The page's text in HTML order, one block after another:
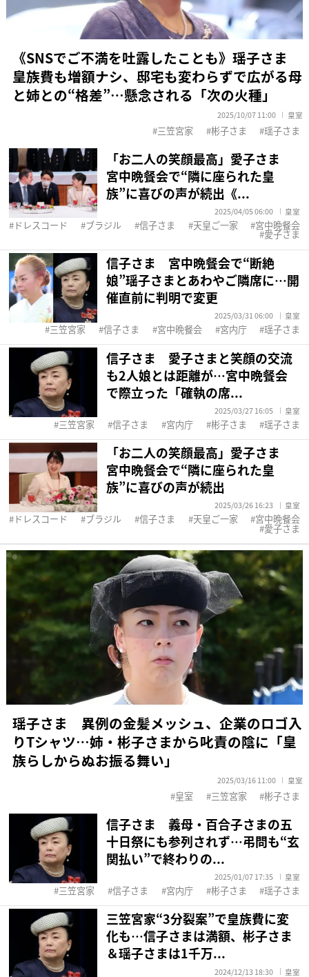
《SNSでご不満を吐露したことも》瑶子さま
皇族費も増額ナシ、邸宅も変わらずで広がる母
と姉との“格差”…懸念される「次の火種」
2025/10/07 11:00 皇室
三笠宮家 彬子さま 瑶子さま
「お二人の笑顔最高」愛子さま
宮中晩餐会で“隣に座られた皇
族”に喜びの声が続出《...
2025/04/05 06:00 皇室
ドレスコード ブラジル 信子さま 天皇ご一家 宮中晩餐会
愛子さま
信子さま 宮中晩餐会で“断絶
娘”瑶子さまとあわやご隣席に…開
催直前に判明で変更
2025/03/31 06:00 皇室
三笠宮家 信子さま 宮中晩餐会 宮内庁 瑶子さま
信子さま 愛子さまと笑顔の交流
も2人娘とは距離が…宮中晩餐会
で際立った「確執の席...
2025/03/27 16:05 皇室
三笠宮家 信子さま 宮内庁 彬子さま 瑶子さま
「お二人の笑顔最高」愛子さま
宮中晩餐会で“隣に座られた皇
族”に喜びの声が続出
2025/03/26 16:23 皇室
ドレスコード ブラジル 信子さま 天皇ご一家 宮中晩餐会
愛子さま
瑶子さま 異例の金髪メッシュ、企業のロゴ入
りTシャツ…姉・彬子さまから叱責の陰に「皇
族らしからぬお振る舞い」
2025/03/16 11:00 皇室
皇室 三笠宮家 彬子さま
信子さま 義母・百合子さまの五
十日祭にも参列されず…弔問も“玄
関払い”で終わりの...
2025/01/07 17:35 皇室
三笠宮家 信子さま 宮内庁 彬子さま 瑶子さま
三笠宮家“3分裂案”で皇族費に変
化も…信子さまは満額、彬子さま
＆瑶子さまは1千万...
2024/12/13 18:30 皇室